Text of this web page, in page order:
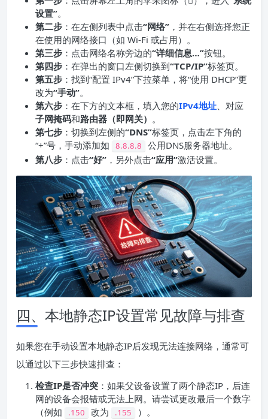
设置”。
第二步 ：在左侧列表中点击“网络” ，并在右侧选择您正
在使用的网络接口（如 Wi-Fi 或占用）。
第三步 ：点击网络名称旁边的“详细信息…”按钮。
第四步 ：在弹出的窗口左侧切换到“TCP/IP”标签页。
第五步 ：找到“配置 IPv4”下拉菜单，将“使用 DHCP”更
改为“手动”。
第六步 ：在下方的文本框，填入您的IPv4地址 、对应
子网掩码和路由器（即网关） 。
第七步 ：切换到左侧的“DNS”标签页，点击左下角的
“+”号，手动添加如
8.8.8.8
公用DNS服务器地址。
第八步 ：点击“好” ，另外点击“应用”激活设置。
四、本地静态IP设置常见故障与排查
如果您在手动设置本地静态IP后发现无法连接网络，通常可
以通过以下三步快速排查：
检查IP是否冲突 ：如果父设备设置了两个静态IP，后连
网的设备会报错或无法上网。请尝试更改最后一个数字
（例如
.150 改为 .155
）。